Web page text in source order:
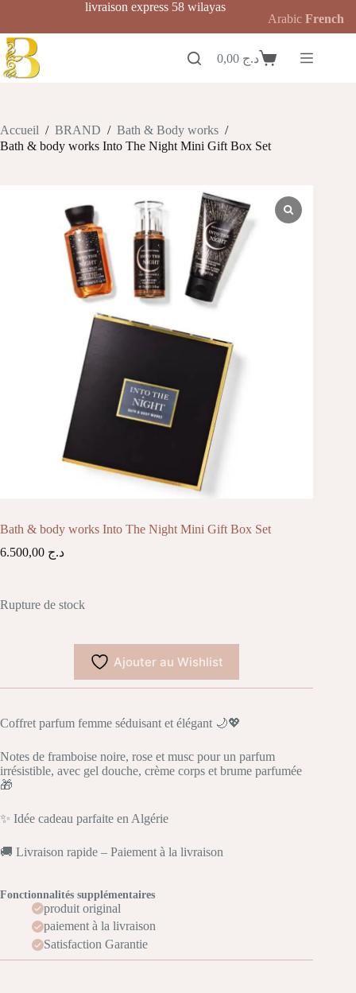
contenu
livraison express 58 wilayas
Panierد.ج
Accueil / BRAND / Bath & Body works /
Bath & body works Into The Night Mini Gift Box Set
Bath & body works Into The Night Mini Gift Box Set
د.ج
Rupture de stock
Ajouter au Wishlist
Coffret parfum femme séduisant et élégant 🌙💖
Notes de framboise noire, rose et musc pour un parfum
irrésistible, avec gel douche, crème corps et brume parfumée
🎁
✨ Idée cadeau parfaite en Algérie
🚚 Livraison rapide – Paiement à la livraison
Fonctionnalités supplémentaires
produit original
paiement à la livraison
Satisfaction Garantie
Arabic French